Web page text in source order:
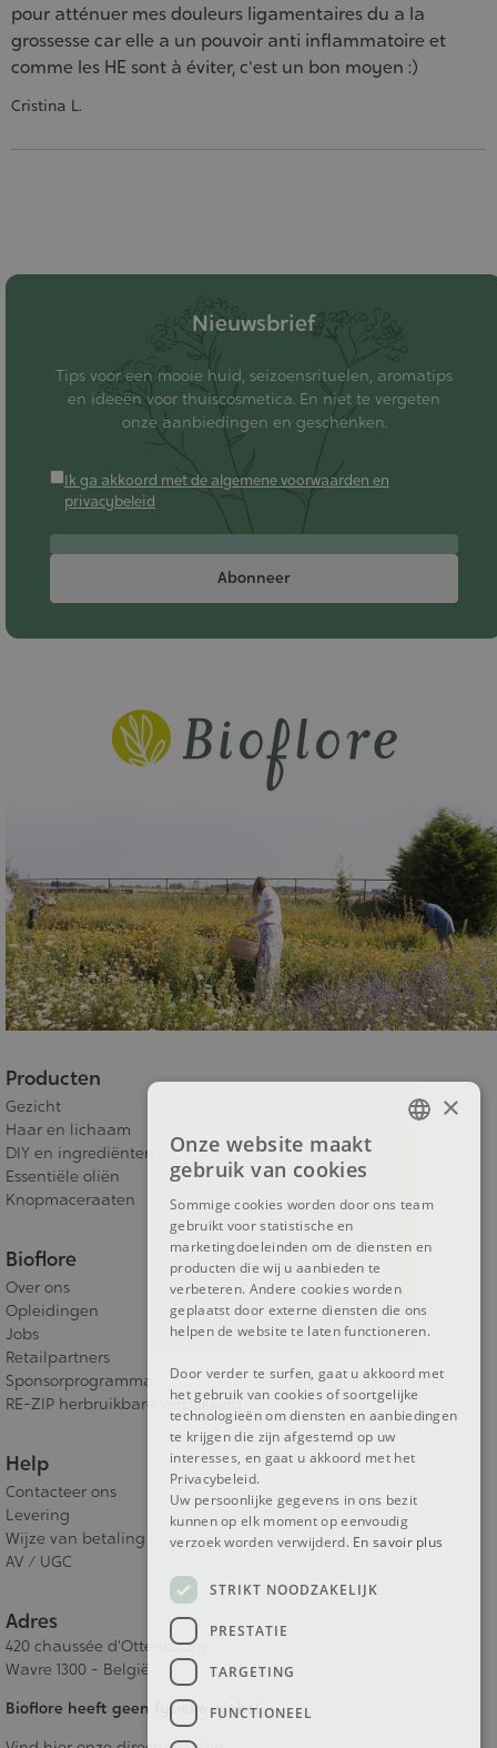
pour atténuer mes douleurs ligamentaires du a la
grossesse car elle a un pouvoir anti inflammatoire et
comme les HE sont à éviter, c'est un bon moyen :)
Cristina L.
Producten
Gezicht
Haar en lichaam
DIY en ingrediënten
Essentiële oliën
Knopmaceraaten
Bioflore
Over ons
Opleidingen
Jobs
Retailpartners
Sponsorprogramma
RE-ZIP herbruikbare verpakking
Help
Contacteer ons
Levering
Wijze van betaling
AV / UGC
Adres
420 chaussée d'Ottenbourg
Wavre 1300 - België
Bioflore heeft geen fysieke winkel.
Nieuwsbrief
Tips voor een mooie huid, seizoensrituelen, aromatips
en ideeën voor thuiscosmetica. En niet te vergeten
onze aanbiedingen en geschenken.
Ik ga akkoord met de algemene voorwaarden en
privacybeleid
Abonneer
×
Onze website maakt
gebruik van cookies
Sommige cookies worden door ons team
gebruikt voor statistische en
marketingdoeleinden om de diensten en
producten die wij u aanbieden te
verbeteren. Andere cookies worden
geplaatst door externe diensten die ons
helpen de website te laten functioneren.
Door verder te surfen, gaat u akkoord met
het gebruik van cookies of soortgelijke
technologieën om diensten en aanbiedingen
te krijgen die zijn afgestemd op uw
interesses, en gaat u akkoord met het
Privacybeleid.
Uw persoonlijke gegevens in ons bezit
kunnen op elk moment op eenvoudig
verzoek worden verwijderd. En savoir plus
STRIKT NOODZAKELIJK
PRESTATIE
TARGETING
FUNCTIONEEL